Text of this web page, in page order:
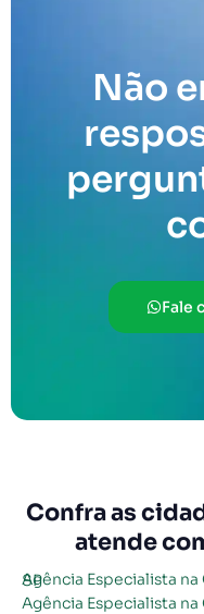
Não
Fale
Confra as
atende
Agência Especialista na Criação de Site em Adamantina – SP
Agência Especialista